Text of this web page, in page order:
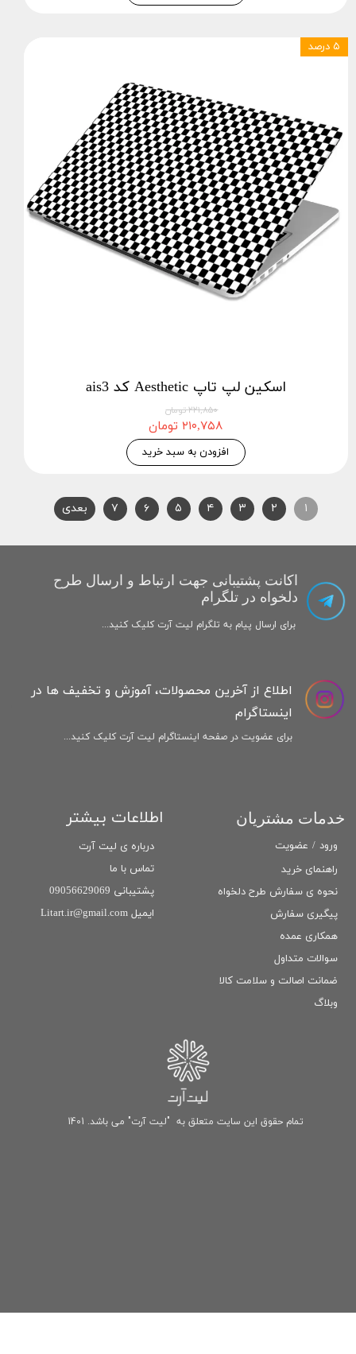
اسکین لپ تاپ Aesthetic کد ais3
۲۲۱,۸۵۰ تومان
۲۱۰,۷۵۸ تومان
افزودن به سبد خرید
۵ درصد
۱ ۲ ۳ ۴ ۵ ۶ ۷ بعدی
راهنمای خرید
نحوه ی سفارش طرح دلخواه
پیگیری سفارش
همکاری عمده
سوالات متداول
ضمانت اصالت و سلامت كالا
وبلاگ
خدمات مشتریان
اکانت پشتیبانی جهت ارتباط و ارسال طرح
دلخواه در تلگرام
برای ارسال پیام به تلگرام لیت آرت کلیک کنید...
اطلاعات بیشتر
درباره ی لیت آرت
تماس با ما
پشتیبانی 09056629069
ایمیل Litart.ir@gmail.com
تمام حقوق این سایت متعلق به "لیت آرت" می باشد. 1401
اطلاع از آخرین محصولات، آموزش و تخفیف ها در
اینستاگرام
برای عضویت در صفحه اینستاگرام لیت آرت کلیک کنید...
ورود / عضویت